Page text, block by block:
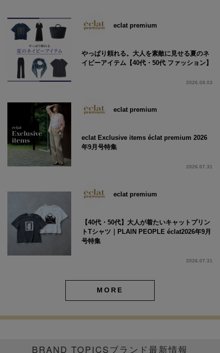
eclat premium
やっぱり頼れる。大人を素敵に見せる夏のネ
イビーアイテム【40代・50代 ファッション】
2026.08.03
eclat premium
eclat Exclusive items éclat premium 2026
年9月号特集
2026.07.31
eclat premium
【40代・50代】大人が着たいキャットプリン
トTシャツ｜PLAIN PEOPLE éclat2026年9月
号特集
2026.07.31
MORE
BRAND TOPICSブランド最新情報